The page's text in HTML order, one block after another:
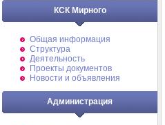
КСК Мирного
Общая информация
Структура
Деятельность
Проекты документов
Новости и объявления
Администрация